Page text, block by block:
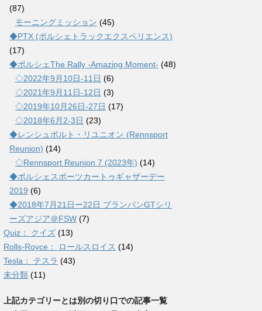
(87)
モーニングミッション (45)
◆PTX (ポルシェトラックエクスペリエンス)
(17)
◆ポルシェThe Rally -Amazing Moment- (48)
◇2022年9月10日-11日 (6)
◇2021年9月11日-12日 (3)
◇2019年10月26日-27日 (17)
◇2018年6月2-3日 (23)
◆レンシュポルト・リユニオン (Rennsport
Reunion) (14)
◇Rennsport Reunion 7 (2023年) (14)
◆ポルシェスポーツカートゥギャザーデー
2019 (6)
◆2018年7月21日ー22日 ブランパンGTシリ
ーズアジア＠FSW (7)
Quiz： クイズ (13)
Rolls-Royce： ロールスロイス (14)
Tesla： テスラ (43)
未分類 (11)
上記カテゴリーとは別の切り口での記事一覧